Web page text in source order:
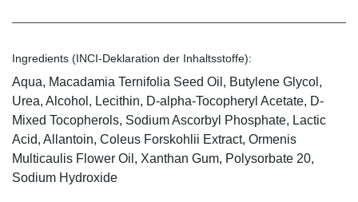
Ingredients (INCI-Deklaration der Inhaltsstoffe):
Aqua, Macadamia Ternifolia Seed Oil, Butylene Glycol,
Urea, Alcohol, Lecithin, D-alpha-Tocopheryl Acetate, D-
Mixed Tocopherols, Sodium Ascorbyl Phosphate, Lactic
Acid, Allantoin, Coleus Forskohlii Extract, Ormenis
Multicaulis Flower Oil, Xanthan Gum, Polysorbate 20,
Sodium Hydroxide